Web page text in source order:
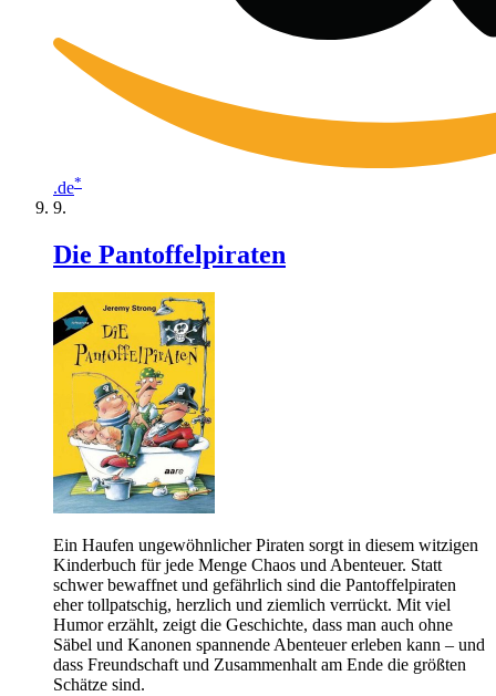
.de*
Die Pantoffelpiraten
Ein Haufen ungewöhnlicher Piraten sorgt in diesem witzigen
Kinderbuch für jede Menge Chaos und Abenteuer. Statt
schwer bewaffnet und gefährlich sind die Pantoffelpiraten
eher tollpatschig, herzlich und ziemlich verrückt. Mit viel
Humor erzählt, zeigt die Geschichte, dass man auch ohne
Säbel und Kanonen spannende Abenteuer erleben kann – und
dass Freundschaft und Zusammenhalt am Ende die größten
Schätze sind.